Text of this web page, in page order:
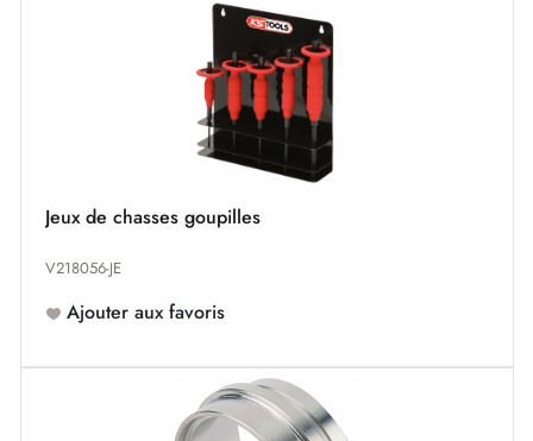
Jeux de chasses goupilles
V218056-JE
Ajouter aux favoris